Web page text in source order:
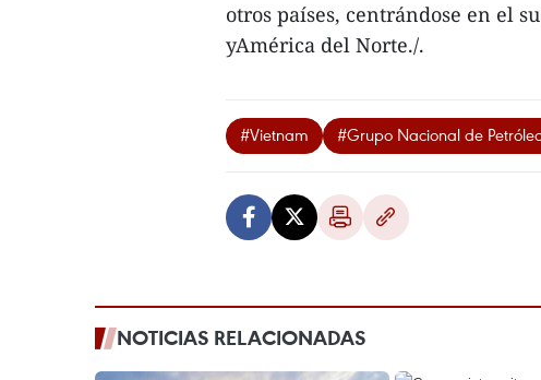
otros países, centrándose en el
yAmérica del Norte./.
#Vietnam #Grupo Nacional de
NOTICIAS RELACIONADAS